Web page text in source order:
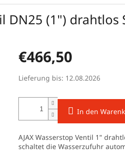
DN25 (1") drahtlos
€466,50
Verkaufspreis:
Lieferung bis: 12.08.2026
In den
AJAX Wasserstop Ventil 1"
schaltet die Wasserzufuhr